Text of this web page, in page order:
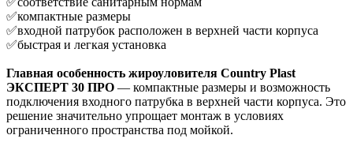
✅компактные размеры
✅входной патрубок расположен в верхней части корпуса
✅быстрая и легкая установка
Главная особенность жироуловителя Country Plast
ЭКСПЕРТ 30 ПРО — компактные размеры и возможность
подключения входного патрубка в верхней части корпуса. Это
решение значительно упрощает монтаж в условиях
ограниченного пространства под мойкой.